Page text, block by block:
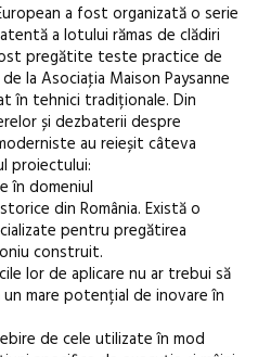
a fost organizată o serie
a lotului rămas de clădiri
pregătite teste practice de
la Asociaţia Maison Paysanne
în tehnici tradiționale. Din
și dezbaterii despre
au reieșit câteva
proiectului:
în domeniul
din România. Există o
pentru pregătirea
construit.
lor de aplicare nu ar trebui să
mare potențial de inovare în
de cele utilizate în mod